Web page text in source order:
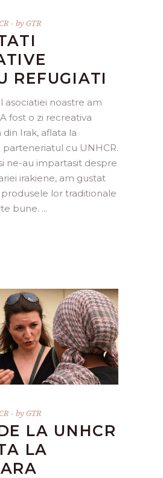
byGTR
REFUGIATI
asociatiei noastre am
fost o zi recreativa
Irak, aflata la
parteneriatul cu UNHCR.
ne-au impartasit despre
irakiene, am gustat
lor traditionale
bune.
byGTR
LA UNHCR
LA